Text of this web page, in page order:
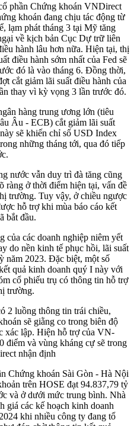
phần Chứng khoán VNDirect
khoán đang chịu tác động từ
lạm phát tháng 3 tại Mỹ tăng
về kịch bản Cục Dự trữ liên
hành lâu hơn nữa. Hiện tại, thị
điều hành sớm nhất của Fed sẽ
đó là vào tháng 6. Đồng thời,
cắt giảm lãi suất điều hành của
thay vì kỳ vọng 3 lần trước đó.
hàng trung ương lớn (tiêu
Âu - ECB) cắt giảm lãi suất
sẽ khiến chỉ số USD Index
những tháng tới, qua đó tiếp
nước vẫn duy trì đà tăng cũng
ràng ở thời điểm hiện tại, vấn đề
trường. Tuy vậy, ở chiều ngược
hỗ trợ khi mùa báo cáo kết
bắt đầu.
của các doanh nghiệp niêm yết
do nền kinh tế phục hồi, lãi suất
năm 2023. Đặc biệt, một số
quả kinh doanh quý I này với
cổ phiếu trụ có thông tin hỗ trợ
trường.
2 luồng thông tin trái chiều,
sẽ giằng co trong biên độ
xác lập. Hiện hỗ trợ của VN-
điểm và vùng kháng cự sẽ trong
nhận định
Chứng khoán Sài Gòn - Hà Nội
trên HOSE đạt 94.837,79 tỷ
và ở dưới mức trung bình. Nhà
giá các kế hoạch kinh doanh
khi nhiều công ty đang tổ